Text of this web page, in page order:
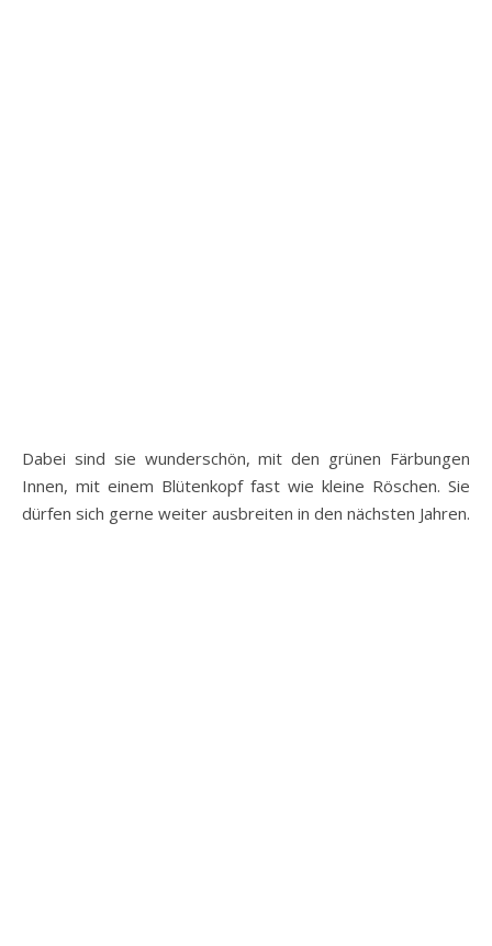
Dabei sind sie wunderschön, mit den grünen Färbungen
Innen, mit einem Blütenkopf fast wie kleine Röschen. Sie
dürfen sich gerne weiter ausbreiten in den nächsten Jahren.